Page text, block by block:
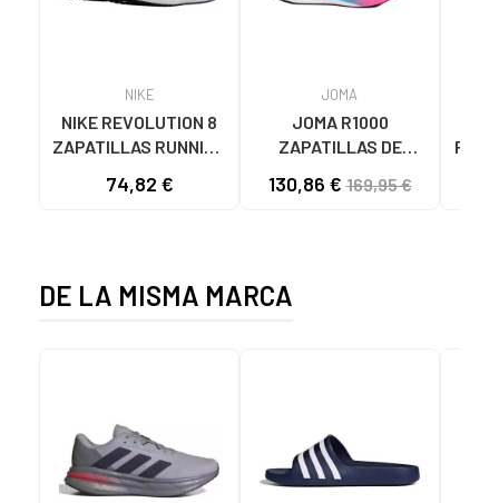
NIKE
NIKE REVOLUTION 8
ZAPATILLAS RUNNING
NEGRO-ROSA NAN
74,82 €
JOMA
JOMA R1000
ZAPATILLAS DE
ROSA UNISEX
130,86 €169,95 €
DE LA MISMA MARCA